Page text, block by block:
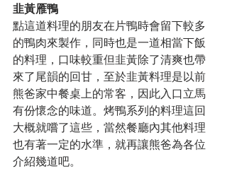
韭黃雁鴨
點這道料理的朋友在片鴨時會留下較多
的鴨肉來製作，同時也是一道相當下飯
的料理，口味較重但韭黃除了清爽也帶
來了尾韻的回甘，至於韭黃料理是以前
熊爸家中餐桌上的常客，因此入口立馬
有份懷念的味道。烤鴨系列的料理這回
大概就嚐了這些，當然餐廳內其他料理
也有著一定的水準，就再讓熊爸為各位
介紹幾道吧。